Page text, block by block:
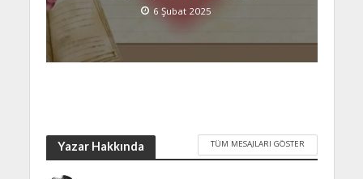
6 Şubat 2025
Yazar Hakkında TÜM MESAJLARI GÖSTER